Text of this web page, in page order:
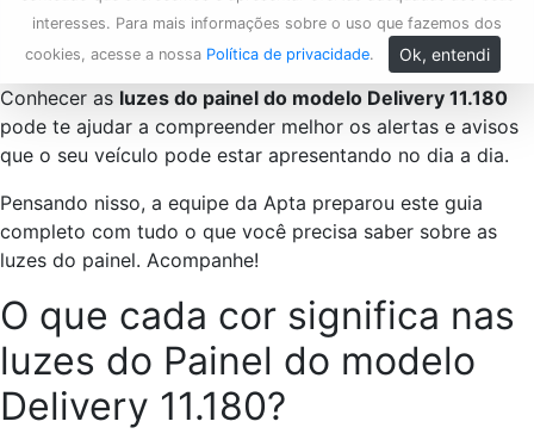
interesses. Para mais informações sobre o uso que fazemos dos
cookies, acesse a nossa Política de privacidade. Ok, entendi
Conhecer as luzes do painel do modelo Delivery 11.180
pode te ajudar a compreender melhor os alertas e avisos
que o seu veículo pode estar apresentando no dia a dia.
Pensando nisso, a equipe da Apta preparou este guia
completo com tudo o que você precisa saber sobre as
luzes do painel. Acompanhe!
O que cada cor significa nas
luzes do Painel do modelo
Delivery 11.180?